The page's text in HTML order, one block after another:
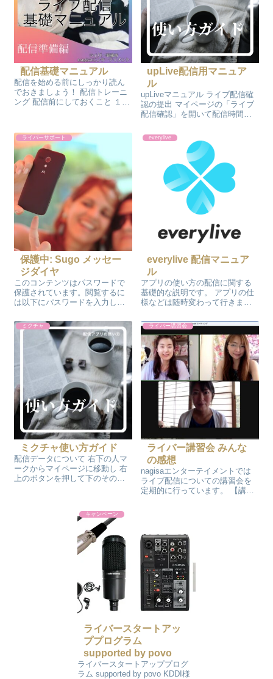
配信基礎マニュアル
配信を始める前にしっかり読ん
でおきましょう！ 配信トレーニ
ング 配信前にしておくこと １、
トを作ります。 まずは配信アプ
リをGoogle StoreやApple Store
などからダ...
upLive配信用マニュア
ル
upLiveマニュアル ライブ配信確
認の提出 マイページの「ライブ
配信確認」を開いて配信時間や
ータなどを見ることでアドバイ
スなどが可能です マイページの
「ライブ配信確認」のスクショ
（配信時間とコイン数が載って
ライバーサポート
保護中: Sugo メッセー
ジダイヤ
このコンテンツはパスワードで
保護されています。閲覧するに
は以下にパスワードを入力して
everylive
everylive 配信マニュア
ル
アプリの使い方の配信に関する
基礎的な説明です。 アプリの仕
様などは随時変わって行きます
をご確認ください。 このページ
の最後の配信の注意事項とルー
ルをご確認の上配信を行ってく
ださい。 配信と投稿の仕方 真ん
中の下の...
ミクチャ
ミクチャ使い方ガイド
配信データについて 右下の人マ
ークからマイページに移動し 右
上のボタンを押して下のその他
するに当たっての規約を十分に
読んでから配信をお願いいたし
ライバー講習会
ライバー講習会 みんな
の感想
nagisaエンターテイメントでは
ライブ配信についての講習会を
定期的に行っています。 【講習
もライバーの中には全然稼げ
な...
キャンペーン
ライバースタートアッ
ププログラム
supported by povo
ライバースタートアッププログ
ラム supported by povo KDDI様